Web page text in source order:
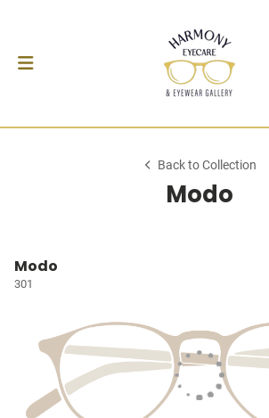
Back to Collection
Modo
Modo
301